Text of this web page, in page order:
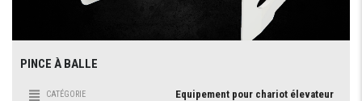
PINCE À BALLE
CATÉGORIE Equipement pour chariot élevateur